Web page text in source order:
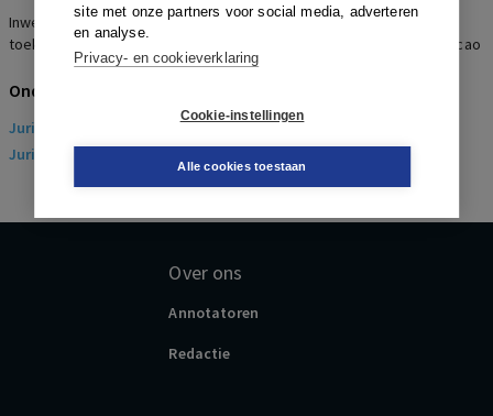
site met onze partners voor social media, adverteren
en analyse.
Privacy- en cookieverklaring
Cookie-instellingen
Alle cookies toestaan
Inwerkingtreding sociaal plan, Aanspraak op vergoeding, Niet
toekennen vergoeding in strijd met goed werkgeverschap, Uitleg cao
Onderwerpen
Juridisch
> Arbeidsrecht
Juridisch
Over ons
Annotatoren
Redactie